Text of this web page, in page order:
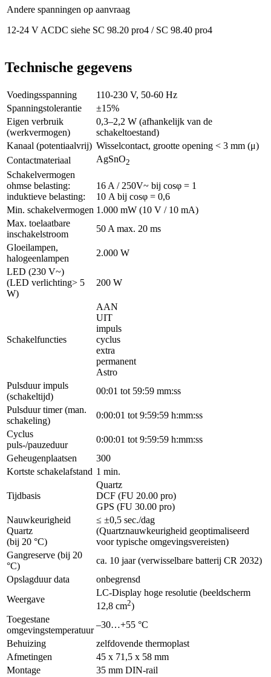
Andere spanningen op aanvraag
12-24 V ACDC siehe SC 98.20 pro4 / SC 98.40 pro4
Technische gegevens
Voedingsspanning
110-230 V, 50-60 Hz
Spanningstolerantie
±15%
Eigen verbruik
(werkvermogen)
0,3–2,2 W (afhankelijk van de
schakeltoestand)
Kanaal (potentiaalvrij) Wisselcontact, grootte opening < 3 mm (μ)
Contactmateriaal
AgSnO2
Schakelvermogen
ohmse belasting:
induktieve belasting:
16 A / 250V~ bij cosφ = 1
10 A bij cosφ = 0,6
Min. schakelvermogen 1.000 mW (10 V / 10 mA)
Max. toelaatbare
inschakelstroom
50 A max. 20 ms
Gloeilampen,
halogeenlampen
2.000 W
LED (230 V~)
(LED verlichting> 5
W)
200 W
Schakelfuncties
AAN
UIT
impuls
cyclus
extra
permanent
Astro
Pulsduur impuls
(schakeltijd)
00:01 tot 59:59 mm:ss
Pulsduur timer (man.
schakeling)
0:00:01 tot 9:59:59 h:mm:ss
Cyclus
puls-/pauzeduur
0:00:01 tot 9:59:59 h:mm:ss
Geheugenplaatsen
300
Kortste schakelafstand 1 min.
Tijdbasis
Quartz
DCF (FU 20.00 pro)
GPS (FU 30.00 pro)
Nauwkeurigheid
Quartz
(bij 20 °C)
≤ ±0,5 sec./dag
(Quartznauwkeurigheid geoptimaliseerd
voor typische omgevingsvereisten)
Gangreserve (bij 20
°C)
ca. 10 jaar (verwisselbare batterij CR 2032)
Opslagduur data
onbegrensd
Weergave
LC-Display hoge resolutie (beeldscherm
12,8 cm2)
Toegestane
omgevingstemperatuur
–30…+55 °C
Behuizing
zelfdovende thermoplast
Afmetingen
45 x 71,5 x 58 mm
Montage
35 mm DIN-rail